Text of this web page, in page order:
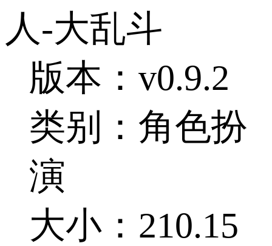
人-大乱斗
版本：v0.9.2
类别：角色扮
演
大小：210.15